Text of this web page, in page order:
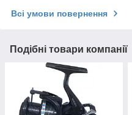
Всі умови повернення
Подібні товари компанії